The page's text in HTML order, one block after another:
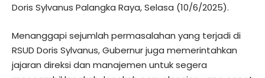
Doris Sylvanus Palangka Raya, Selasa (10/6/2025).
Menanggapi sejumlah permasalahan yang terjadi di
RSUD Doris Sylvanus, Gubernur juga memerintahkan
jajaran direksi dan manajemen untuk segera